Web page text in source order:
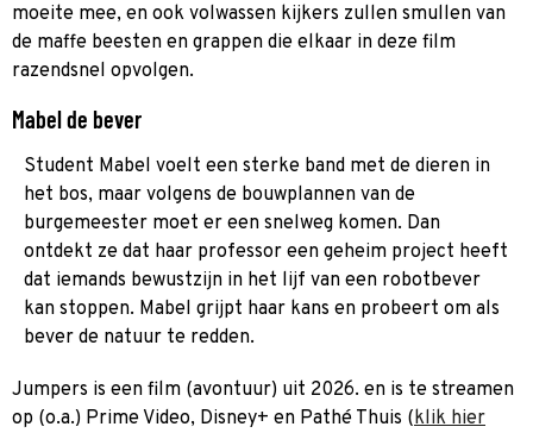
moeite mee, en ook volwassen kijkers zullen smullen van
de maffe beesten en grappen die elkaar in deze film
razendsnel opvolgen.
Mabel de bever
Student Mabel voelt een sterke band met de dieren in
het bos, maar volgens de bouwplannen van de
burgemeester moet er een snelweg komen. Dan
ontdekt ze dat haar professor een geheim project heeft
dat iemands bewustzijn in het lijf van een robotbever
kan stoppen. Mabel grijpt haar kans en probeert om als
bever de natuur te redden.
Jumpers is een film (avontuur) uit 2026. en is te streamen
op (o.a.) Prime Video, Disney+ en Pathé Thuis (klik hier